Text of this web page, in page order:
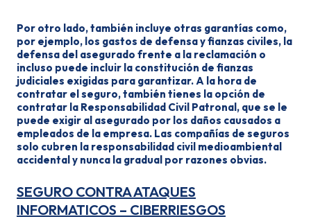
Por otro lado, también incluye otras garantías como,
por ejemplo, los gastos de defensa y fianzas civiles, la
defensa del asegurado frente a la reclamación o
incluso puede incluir la constitución de fianzas
judiciales exigidas para garantizar. A la hora de
contratar el seguro, también tienes la opción de
contratar la Responsabilidad Civil Patronal, que se le
puede exigir al asegurado por los daños causados a
empleados de la empresa. Las compañías de seguros
solo cubren la responsabilidad civil medioambiental
accidental y nunca la gradual por razones obvias.
SEGURO CONTRA ATAQUES
INFORMATICOS – CIBERRIESGOS